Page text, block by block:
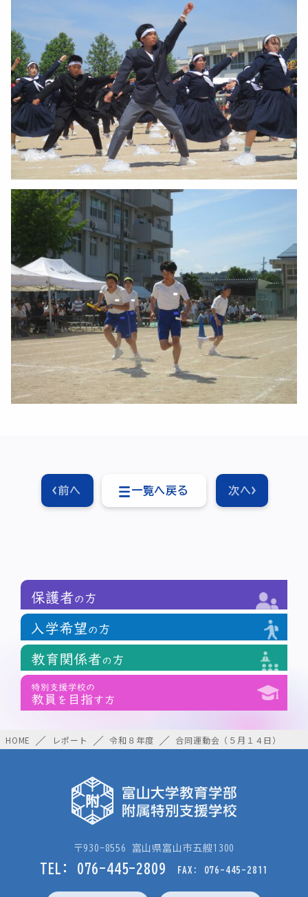
一覧へ戻る
前へ 次へ
HOME レポート 令和８年度 合同運動会（５月１４日）
〒930-8556 富山県富山市五艘1300
TEL: 076-445-2809 FAX: 076-445-2811